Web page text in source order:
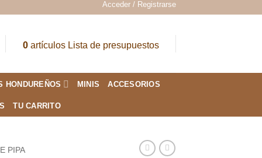
Acceder / Registrarse
0artículos Lista de presupuestos
HONDUREÑOS MINIS ACCESORIOS
TU CARRITO
PIPA